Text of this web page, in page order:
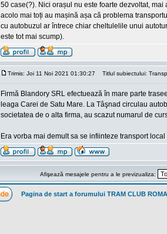
50 case(?). Nici orașul nu este foarte dezvoltat,
acolo mai toți au mașină așa că problema
cu autobuzul ar întrece chiar cheltulelile unui
este tot mai scump).
Trimis: Joi 11 Noi 2021 01:30:27 Titlul subiectului:
Firmă Blandory SRL efectuează în mare parte
leaga Carei de Satu Mare. La Tâşnad circulau
societatea de o alta firma, au scazut numarul de
Era vorba mai demult sa se infiinteze transport
Afişează mesajele pentru a le previzualiza:
Pagina de start a forumului TRAM CLUB